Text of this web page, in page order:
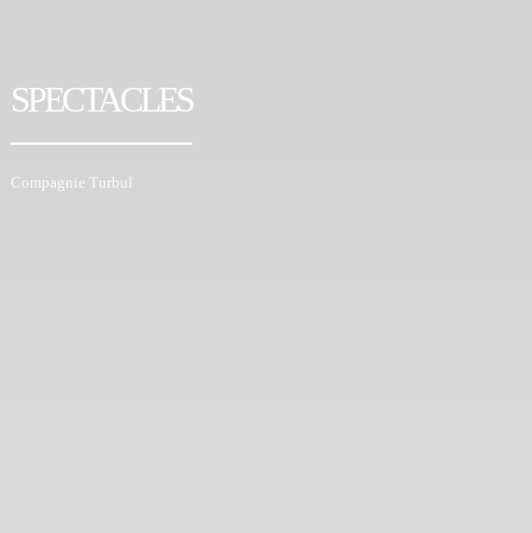
SPECTACLES
Compagnie Turbul